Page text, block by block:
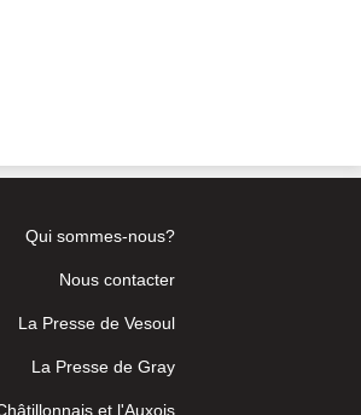
Qui sommes-nous?
Nous contacter
La Presse de Vesoul
La Presse de Gray
et l'Auxois